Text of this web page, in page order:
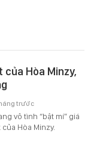
Hòa Minzy,
vô tình “bật mí” giá
Hòa Minzy.
trước